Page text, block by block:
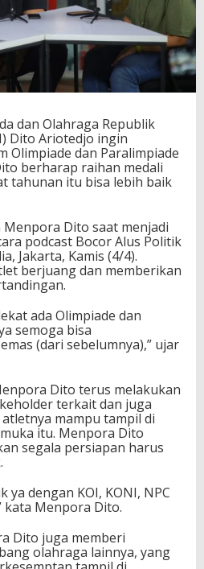
dan Olahraga Republik
Dito Ariotedjo ingin
Olimpiade dan Paralimpiade
berharap raihan medali
tahunan itu bisa lebih baik
Dito saat menjadi
podcast Bocor Alus Politik
Jakarta, Kamis (4/4).
berjuang dan memberikan
ada Olimpiade dan
semoga bisa
(dari sebelumnya),” ujar
Dito terus melakukan
terkait dan juga
mampu tampil di
itu. Menpora Dito
segala persiapan harus
ya dengan KOI, KONI, NPC
kata Menpora Dito.
Dito juga memberi
olahraga lainnya, yang